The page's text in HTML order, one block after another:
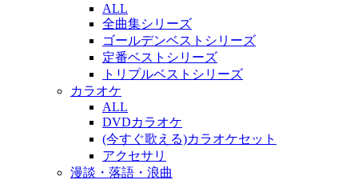
ALL
全曲集シリーズ
ゴールデンベストシリーズ
定番ベストシリーズ
トリプルベストシリーズ
カラオケ
ALL
DVDカラオケ
(今すぐ歌える)カラオケセット
アクセサリ
漫談・落語・浪曲